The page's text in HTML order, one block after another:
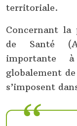
territoriale.
Concernant la
de Santé
importante
globalement
s’imposent